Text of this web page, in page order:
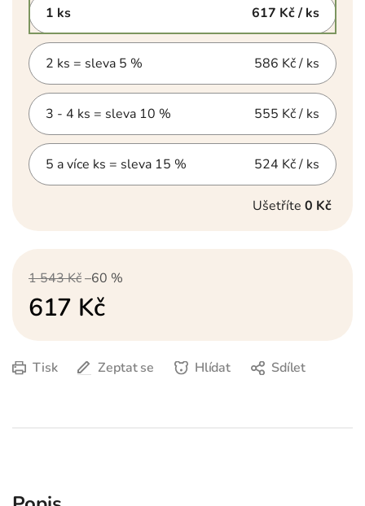
1 ks 617 Kč/ ks
2 ks = sleva 5 % 586 Kč/ ks
3 - 4 ks = sleva 10 % 555 Kč/ ks
5 a více ks = sleva 15 % 524 Kč/ ks
Ušetříte 0 Kč
1 543 Kč–60 %
617 Kč
Tisk
Zeptat se Hlídat Sdílet